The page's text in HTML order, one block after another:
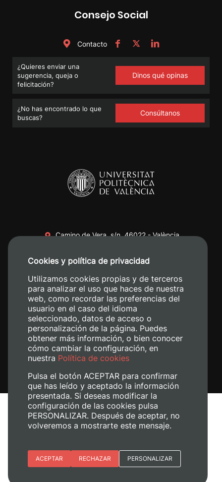
Consejo Social
Contacto
¿Quieres enviar una
sugerencia, queja o
felicitación?
Dinos qué opinas
¿No has encontrado lo que
buscas?
Consúltanos
Camino de Vera, s/n. 46022 - València
+34 620 04 00 50
Aviso legal
Política de cookies
Gestionar cookies
Cookies y política de privacidad
Utilizamos cookies propias y de terceros
para analizar el uso que haces de nuestra
web, como recordar las preferencias del
usuario en el caso del idioma
seleccionado, datos de acceso o
personalización de la página. Puedes
obtener más información, o bien conocer
cómo cambiar la configuración, en
nuestra Política de cookies
Pulsa el botón ACEPTAR para confirmar
que has leído y aceptado la información
presentada. Si deseas modificar la
configuración de las cookies pulsa
PERSONALIZAR. Después de aceptar, no
volveremos a mostrarte este mensaje.
Esenciales
ACEPTAR RECHAZAR PERSONALIZAR